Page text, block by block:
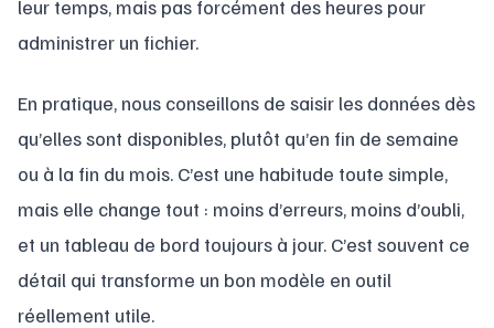
leur temps, mais pas forcément des heures pour
administrer un fichier.
En pratique, nous conseillons de saisir les données dès
qu’elles sont disponibles, plutôt qu’en fin de semaine
ou à la fin du mois. C’est une habitude toute simple,
mais elle change tout : moins d’erreurs, moins d’oubli,
et un tableau de bord toujours à jour. C’est souvent ce
détail qui transforme un bon modèle en outil
réellement utile.